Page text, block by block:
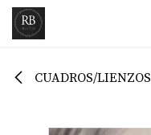
Ir al contenido
CUADROS/LIENZOS